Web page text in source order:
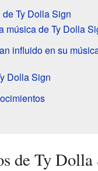
Ty Dolla Sign
música de Ty Dolla
influido en su
Dolla Sign
de Ty Dolla